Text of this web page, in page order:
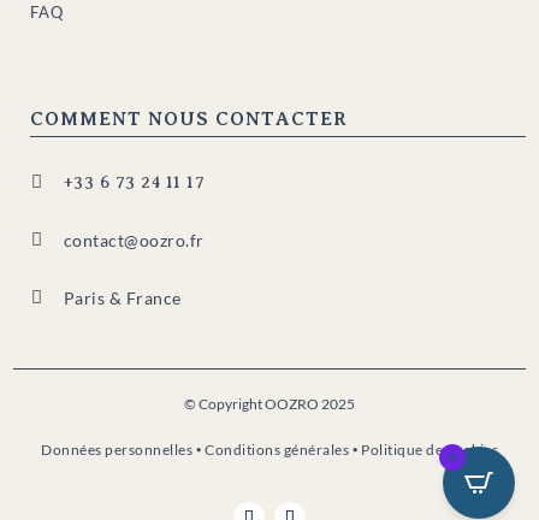
FAQ
COMMENT NOUS CONTACTER
 +33 6 73 24 11 17
 contact@oozro.fr
 Paris & France
© Copyright OOZRO 2025
Données personnelles • Conditions générales • Politique de cookies
0